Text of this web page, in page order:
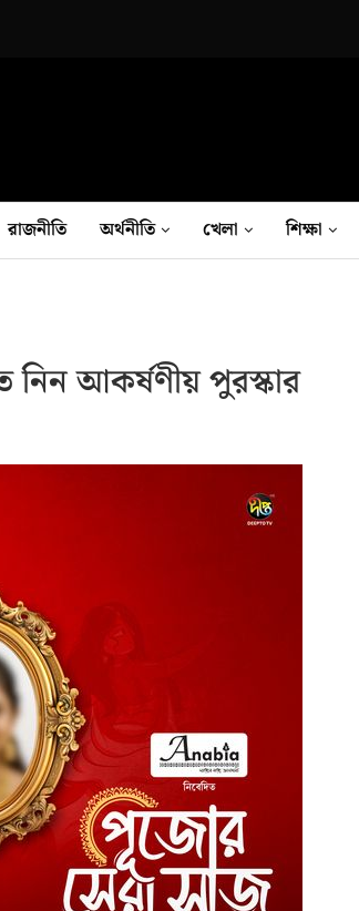
রাজনীতি অর্থনীতি খেলা শিক্ষা
নিন আকর্ষণীয় পুরস্কার